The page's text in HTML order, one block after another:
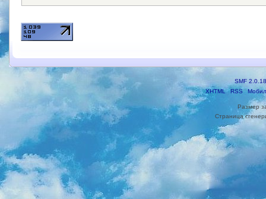
SMF 2.0.18
XHTML
RSS
Размер
Страница